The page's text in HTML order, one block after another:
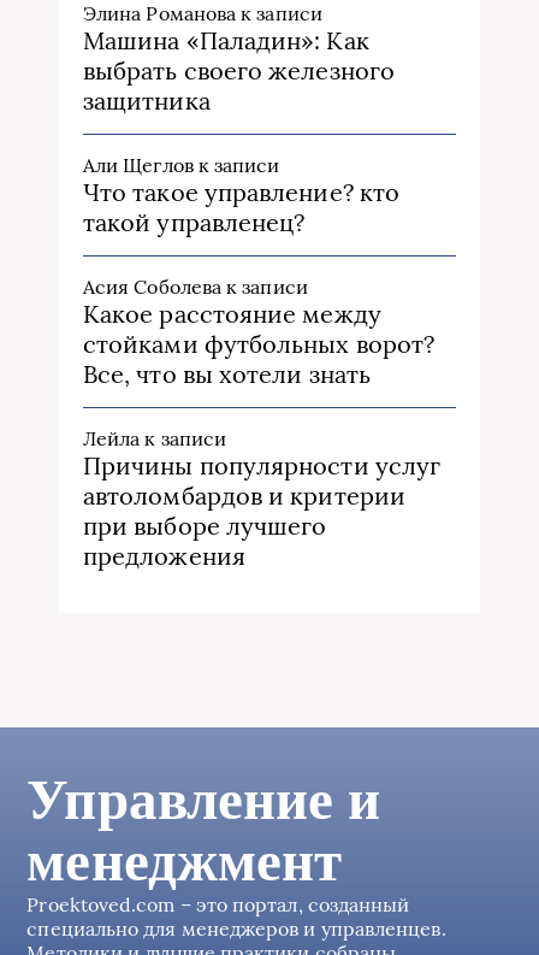
Элина Романова к записи
Машина «Паладин»: Как
выбрать своего железного
защитника
Али Щегловк записи
Что такое управление? кто
такой управленец?
Асия Соболева к записи
Какое расстояние между
стойками футбольных ворот?
Все, что вы хотели знать
Лейла к записи
Причины популярности услуг
автоломбардов и критерии
при выборе лучшего
предложения
Управление и
менеджмент
Proektoved.com – это портал, созданный
специально для менеджеров и управленцев.